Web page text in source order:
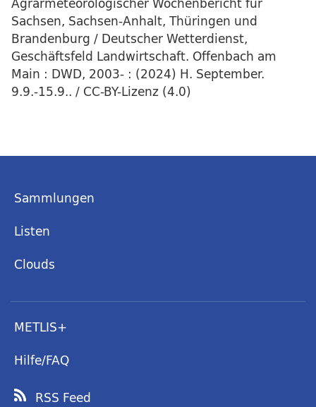
Sachsen, Sachsen-Anhalt, Thüringen und
Brandenburg / Deutscher Wetterdienst,
Geschäftsfeld Landwirtschaft. Offenbach am
Main : DWD, 2003- : (2024) H. September.
9.9.-15.9.. / CC-BY-Lizenz (4.0)
Sammlungen
Listen
Clouds
METLIS+
Hilfe/FAQ
RSS Feed